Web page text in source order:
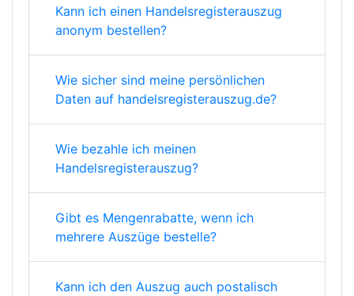
Kann ich einen Handelsregisterauszug
anonym bestellen?
Wie sicher sind meine persönlichen
Daten auf handelsregisterauszug.de?
Wie bezahle ich meinen
Handelsregisterauszug?
Gibt es Mengenrabatte, wenn ich
mehrere Auszüge bestelle?
Kann ich den Auszug auch postalisch